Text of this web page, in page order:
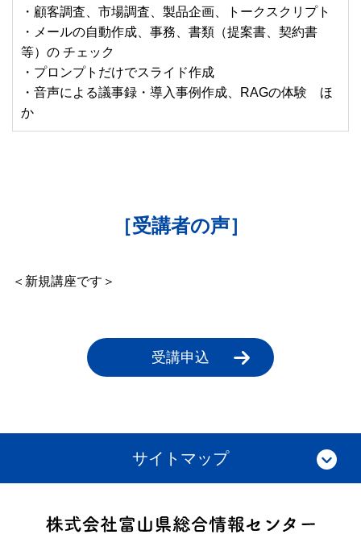
・顧客調査、市場調査、製品企画、トークスクリプト
・メールの自動作成、事務、書類（提案書、契約書
等）の チェック
・プロンプトだけでスライド作成
・音声による議事録・導入事例作成、RAGの体験 ほ
か
［受講者の声］
＜新規講座です＞
受講申込
サイトマップ